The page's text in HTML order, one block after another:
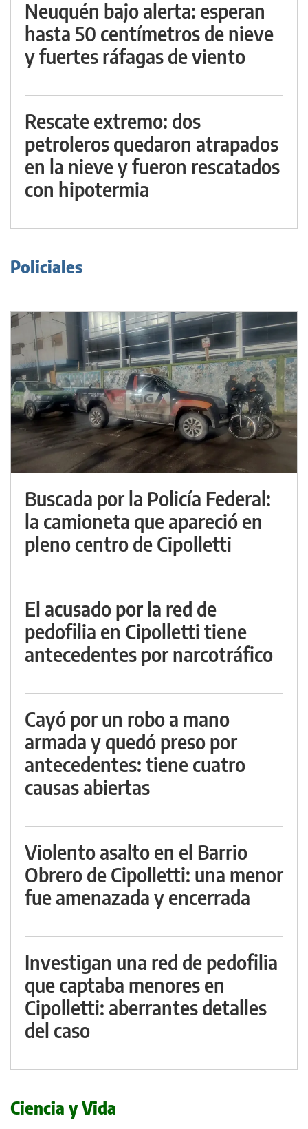
Neuquén bajo alerta: esperan
hasta 50 centímetros de nieve
y fuertes ráfagas de viento
Rescate extremo: dos
petroleros quedaron atrapados
en la nieve y fueron rescatados
con hipotermia
Policiales
Buscada por la Policía Federal:
la camioneta que apareció en
pleno centro de Cipolletti
El acusado por la red de
pedofilia en Cipolletti tiene
antecedentes por narcotráfico
Cayó por un robo a mano
armada y quedó preso por
antecedentes: tiene cuatro
causas abiertas
Violento asalto en el Barrio
Obrero de Cipolletti: una menor
fue amenazada y encerrada
Investigan una red de pedofilia
que captaba menores en
Cipolletti: aberrantes detalles
del caso
Ciencia y Vida